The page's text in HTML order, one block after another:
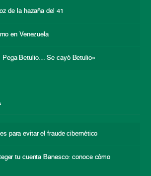
de la hazaña del 41
en Venezuela
Betulio… Se cayó Betulio»
para evitar el fraude cibernético
tu cuenta Banesco: conoce cómo